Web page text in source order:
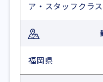
ア・スタッフクラス
福岡県